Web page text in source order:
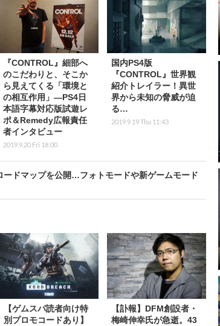
『CONTROL』細部へ
のこだわりと、そこか
ら見えてくる「環境と
の相互作用」―PS4日
本語字幕対応版試遊レ
ポ＆Remedy広報責任
者インタビュー
2019.9.20 Fri 18:00
国内PS4版
『CONTROL』世界観
紹介トレイラー！異世
界から未知の脅威が迫
る…
2019.9.19 Thu 11:43
ードマップを公開…フォトモードや新ゲームモード
【ゲムスパ読者向け特
別プロモコードあり】
【訃報】DFM創設者・
梅崎伸幸氏が急逝。43